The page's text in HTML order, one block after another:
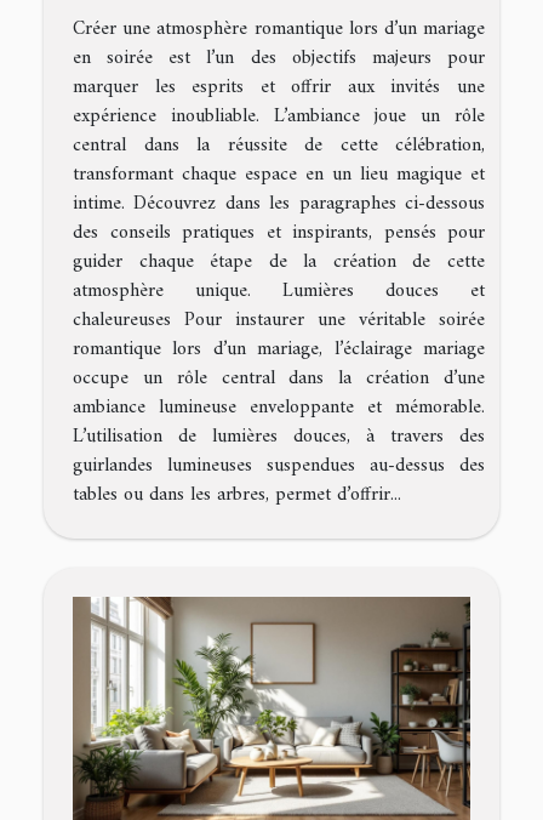
Créer une atmosphère romantique lors d’un mariage
en soirée est l’un des objectifs majeurs pour
marquer les esprits et offrir aux invités une
expérience inoubliable. L’ambiance joue un rôle
central dans la réussite de cette célébration,
transformant chaque espace en un lieu magique et
intime. Découvrez dans les paragraphes ci-dessous
des conseils pratiques et inspirants, pensés pour
guider chaque étape de la création de cette
atmosphère unique. Lumières douces et
chaleureuses Pour instaurer une véritable soirée
romantique lors d’un mariage, l’éclairage mariage
occupe un rôle central dans la création d’une
ambiance lumineuse enveloppante et mémorable.
L’utilisation de lumières douces, à travers des
guirlandes lumineuses suspendues au-dessus des
tables ou dans les arbres, permet d’offrir...